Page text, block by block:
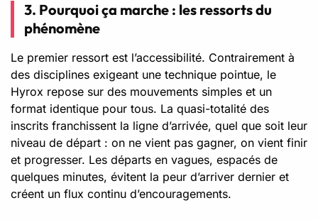
3. Pourquoi ça marche : les ressorts du
phénomène
Le premier ressort est l’accessibilité. Contrairement à
des disciplines exigeant une technique pointue, le
Hyrox repose sur des mouvements simples et un
format identique pour tous. La quasi-totalité des
inscrits franchissent la ligne d’arrivée, quel que soit leur
niveau de départ : on ne vient pas gagner, on vient finir
et progresser. Les départs en vagues, espacés de
quelques minutes, évitent la peur d’arriver dernier et
créent un flux continu d’encouragements.